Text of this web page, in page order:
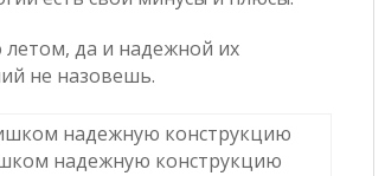
да и надежной их
не назовешь.
надежную конструкцию